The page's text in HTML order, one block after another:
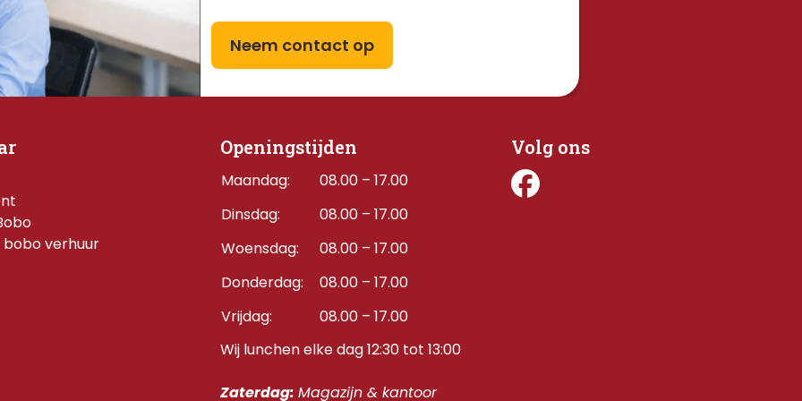
Neem contact op
verhuur
Openingstijden
Maandag:
08.00 – 17.00
Dinsdag:
08.00 – 17.00
Woensdag:
08.00 – 17.00
Donderdag: 08.00 – 17.00
Vrijdag:
08.00 – 17.00
Wij lunchen elke dag 12:30 tot 13:00
Zaterdag: Magazijn & kantoor
Volg ons